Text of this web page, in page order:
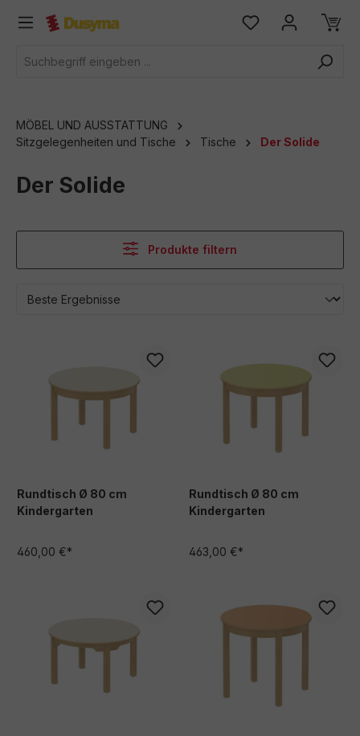
springen
MÖBEL UND AUSSTATTUNG
Sitzgelegenheiten und Tische
Tische Der Solide
Der Solide
Produkte filtern
Rundtisch Ø 80 cm
Kindergarten
460,00 €*
Rundtisch Ø 80 cm
Kindergarten
463,00 €*